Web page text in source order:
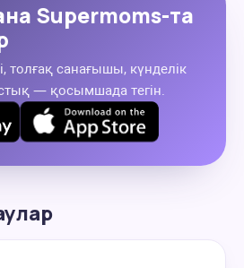
Supermoms-та
толғақ санағышы, күнделік
— қосымшада тегін.